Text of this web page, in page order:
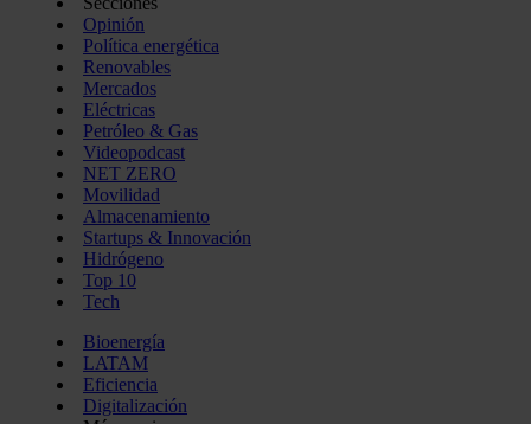
Opinión
Política energética
Renovables
Mercados
Eléctricas
Petróleo & Gas
Videopodcast
NET ZERO
Movilidad
Almacenamiento
Startups & Innovación
Hidrógeno
Top 10
Tech
Bioenergía
LATAM
Eficiencia
Digitalización